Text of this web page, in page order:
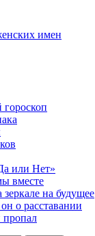
имен
или Нет»
вместе
зеркале на будущее
о расставании